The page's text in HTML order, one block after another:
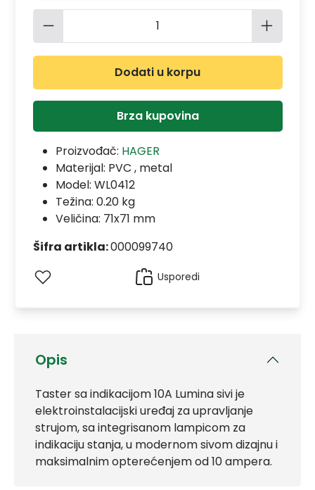
Opis
Taster sa indikacijom 10A Lumina sivi je
elektroinstalacijski uređaj za upravljanje
strujom, sa integrisanom lampicom za
indikaciju stanja, u modernom sivom dizajnu i
maksimalnim opterećenjem od 10 ampera.
Količina proizvoda: Unesite
Dodati u korpu
Brza kupovina
Proizvođač: HAGER
Materijal: PVC , metal
Model: WL0412
Težina: 0.20 kg
Veličina: 71x71 mm
Šifra artikla:000099740
Usporedi